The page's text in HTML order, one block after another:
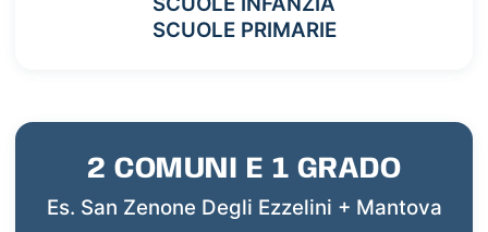
SCUOLE PRIMARIE
2 COMUNI E 1 GRADO
Es. San Zenone Degli Ezzelini + Mantova